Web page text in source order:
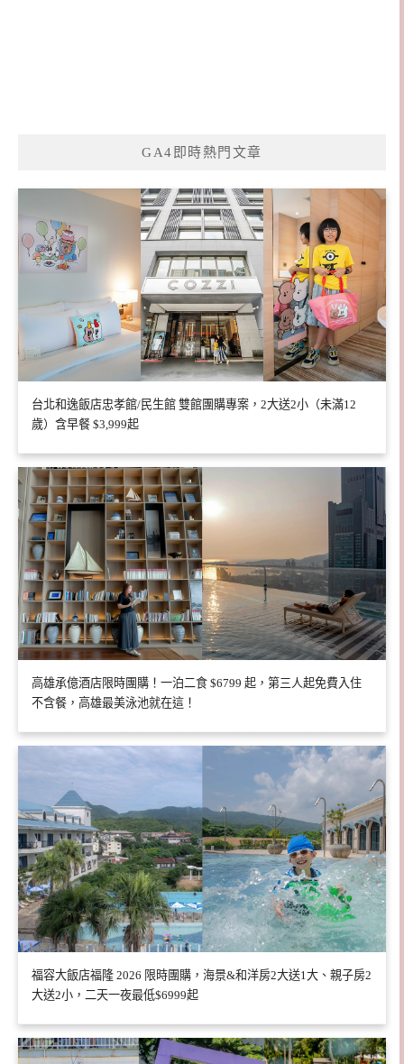
GA4即時熱門文章
台北和逸飯店忠孝館/民生館 雙館團購專案，2大送2小（未滿12
歲）含早餐 $3,999起
高雄承億酒店限時團購！一泊二食 $6799 起，第三人起免費入住
不含餐，高雄最美泳池就在這！
福容大飯店福隆 2026 限時團購，海景&和洋房2大送1大、親子房2
大送2小，二天一夜最低$6999起